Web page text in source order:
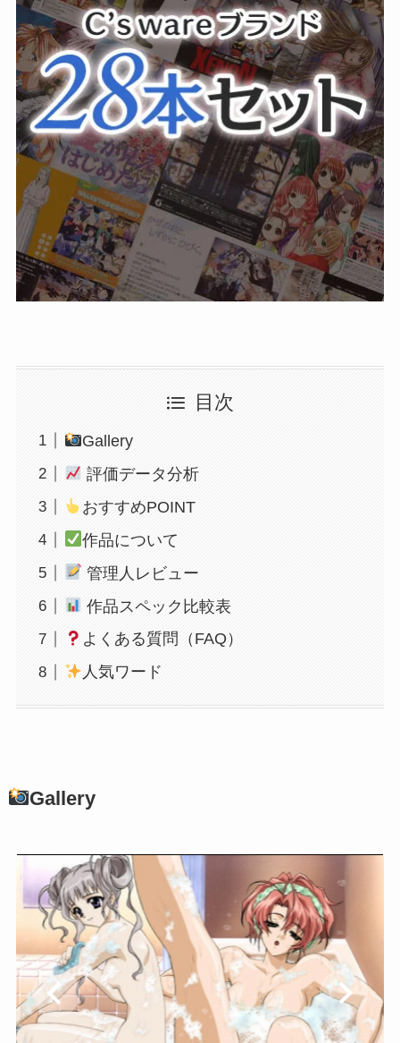
目次
Gallery
評価データ分析
おすすめPOINT
作品について
管理人レビュー
作品スペック比較表
よくある質問（FAQ）
人気ワード
Gallery